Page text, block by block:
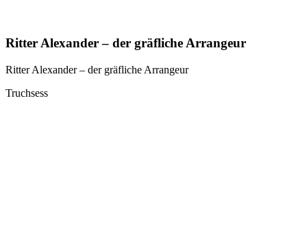
Ritter Alexander – der gräfliche Arrangeur
Ritter Alexander – der gräfliche Arrangeur
Truchsess